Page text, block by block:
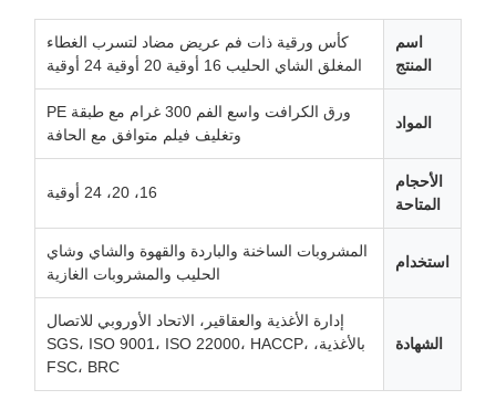
اسم
المنتج
كأس ورقية ذات فم عريض مضاد لتسرب الغطاء
المغلق الشاي الحليب 16 أوقية 20 أوقية 24 أوقية
المواد
ورق الكرافت واسع الفم 300 غرام مع طبقة PE
وتغليف فيلم متوافق مع الحافة
الأحجام
المتاحة
16، 20، 24 أوقية
استخدام
المشروبات الساخنة والباردة والقهوة والشاي وشاي
الحليب والمشروبات الغازية
الشهادة
إدارة الأغذية والعقاقير، الاتحاد الأوروبي للاتصال
بالأغذية، SGS، ISO 9001، ISO 22000، HACCP،
FSC، BRC